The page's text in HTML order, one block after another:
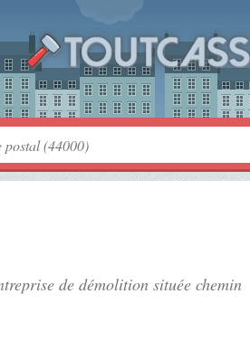
de démolition située chemin